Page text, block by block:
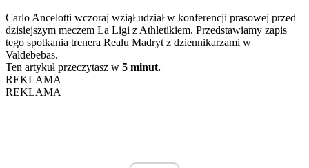
Carlo Ancelotti wczoraj wziął udział w konferencji prasowej przed
dzisiejszym meczem La Ligi z Athletikiem. Przedstawiamy zapis
tego spotkania trenera Realu Madryt z dziennikarzami w
Valdebebas.
Ten artykuł przeczytasz w 5 minut.
REKLAMA
REKLAMA